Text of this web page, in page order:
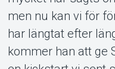
men nu kan vi för
har längtat efter
kommer han att ge